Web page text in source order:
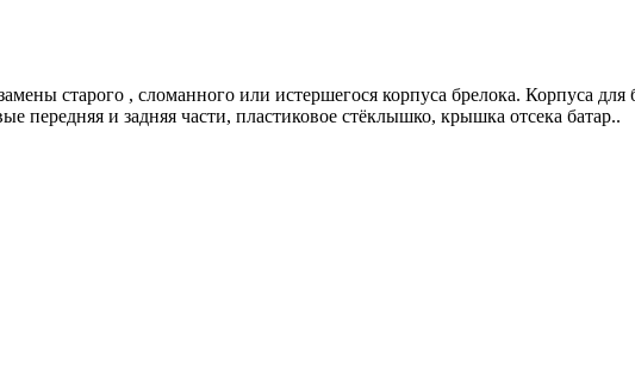
старого , сломанного или истершегося корпуса брелока. Корпуса
передняя и задняя части, пластиковое стёклышко, крышка отсека батар..